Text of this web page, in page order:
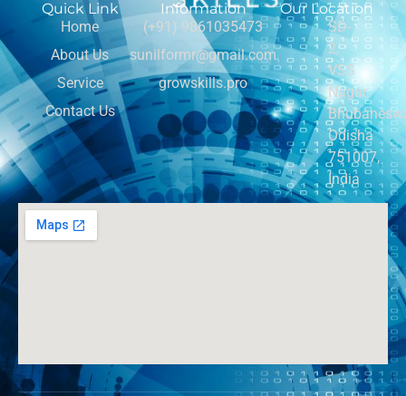
Quick Link
Home
About Us
Service
Contact Us
Information
(+91) 9861035473
sunilformr@gmail.com
growskills.pro
Our Location
SD-
2,
VSS
Nagar,
Odisha
751007,
India